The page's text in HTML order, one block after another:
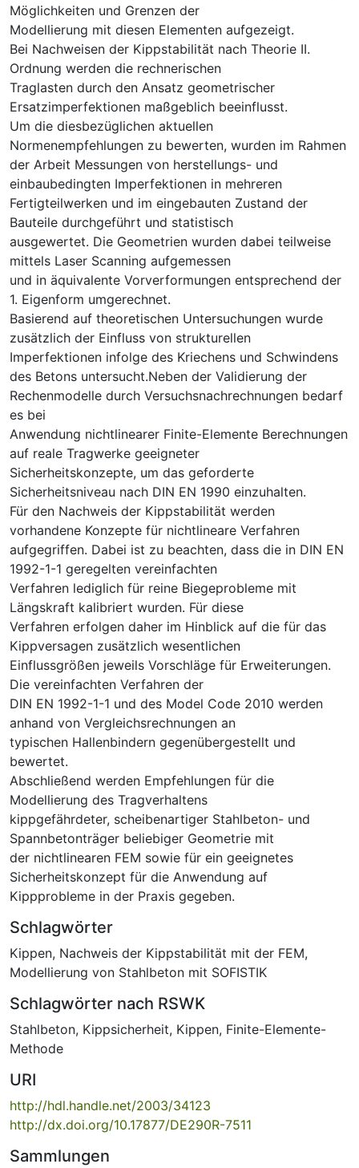
Möglichkeiten und Grenzen der
Modellierung mit diesen Elementen aufgezeigt.
Bei Nachweisen der Kippstabilität nach Theorie II.
Ordnung werden die rechnerischen
Traglasten durch den Ansatz geometrischer
Ersatzimperfektionen maßgeblich beeinflusst.
Um die diesbezüglichen aktuellen
Normenempfehlungen zu bewerten, wurden im Rahmen
der Arbeit Messungen von herstellungs- und
einbaubedingten Imperfektionen in mehreren
Fertigteilwerken und im eingebauten Zustand der
Bauteile durchgeführt und statistisch
ausgewertet. Die Geometrien wurden dabei teilweise
mittels Laser Scanning aufgemessen
und in äquivalente Vorverformungen entsprechend der
1. Eigenform umgerechnet.
Basierend auf theoretischen Untersuchungen wurde
zusätzlich der Einfluss von strukturellen
Imperfektionen infolge des Kriechens und Schwindens
des Betons untersucht.Neben der Validierung der
Rechenmodelle durch Versuchsnachrechnungen bedarf
es bei
Anwendung nichtlinearer Finite-Elemente Berechnungen
auf reale Tragwerke geeigneter
Sicherheitskonzepte, um das geforderte
Sicherheitsniveau nach DIN EN 1990 einzuhalten.
Für den Nachweis der Kippstabilität werden
vorhandene Konzepte für nichtlineare Verfahren
aufgegriffen. Dabei ist zu beachten, dass die in DIN EN
1992-1-1 geregelten vereinfachten
Verfahren lediglich für reine Biegeprobleme mit
Längskraft kalibriert wurden. Für diese
Verfahren erfolgen daher im Hinblick auf die für das
Kippversagen zusätzlich wesentlichen
Einflussgrößen jeweils Vorschläge für Erweiterungen.
Die vereinfachten Verfahren der
DIN EN 1992-1-1 und des Model Code 2010 werden
anhand von Vergleichsrechnungen an
typischen Hallenbindern gegenübergestellt und
bewertet.
Abschließend werden Empfehlungen für die
Modellierung des Tragverhaltens
kippgefährdeter, scheibenartiger Stahlbeton- und
Spannbetonträger beliebiger Geometrie mit
der nichtlinearen FEM sowie für ein geeignetes
Sicherheitskonzept für die Anwendung auf
Kippprobleme in der Praxis gegeben.
Schlagwörter
Kippen, Nachweis der Kippstabilität mit der FEM,
Modellierung von Stahlbeton mit SOFISTIK
Schlagwörter nach RSWK
Stahlbeton, Kippsicherheit, Kippen, Finite-Elemente-
Methode
URI
http://hdl.handle.net/2003/34123
http://dx.doi.org/10.17877/DE290R-7511
Sammlungen